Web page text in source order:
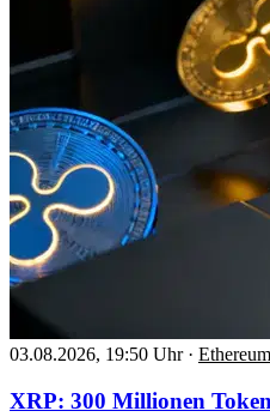
03.08.2026, 19:50 Uhr ·
XRP: 300 Millionen